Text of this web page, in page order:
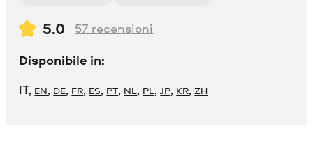
5.0 57 recensioni
Disponibile in:
IT, EN, DE, FR, ES, PT, NL, PL,JP, KR,ZH